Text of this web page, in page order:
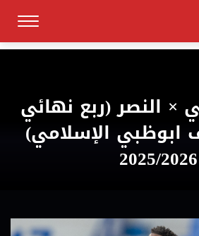
× النصر (ربع نهائي
الإسلامي)
2025/2026